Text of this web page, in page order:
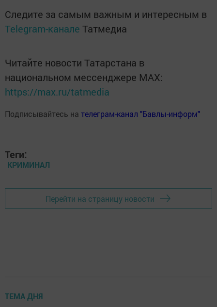
Следите за самым важным и интересным в
Telegram-канале Татмедиа
Читайте новости Татарстана в
национальном мессенджере MАХ:
https://max.ru/tatmedia
Подписывайтесь на телеграм-канал "Бавлы-информ"
Теги:
КРИМИНАЛ
Перейти на страницу новости
ТЕМА ДНЯ